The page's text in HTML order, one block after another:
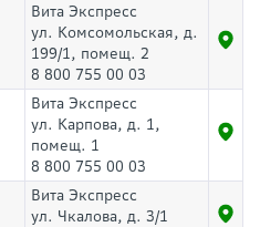
Вита Экспресс
ул. Комсомольская, д.
199/1, помещ. 2
8 800 755 00 03
Вита Экспресс
ул. Карпова, д. 1,
помещ. 1
8 800 755 00 03
Вита Экспресс
ул. Чкалова, д. 3/1